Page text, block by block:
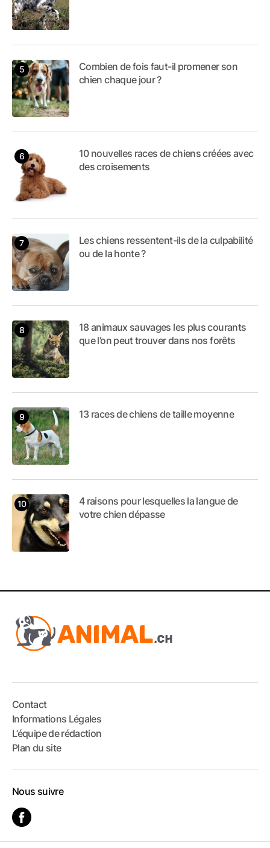
Combien de fois faut-il promener son
chien chaque jour ?
10 nouvelles races de chiens créées avec
des croisements
Les chiens ressentent-ils de la culpabilité
ou de la honte ?
18 animaux sauvages les plus courants
que l’on peut trouver dans nos forêts
13 races de chiens de taille moyenne
4 raisons pour lesquelles la langue de
votre chien dépasse
Contact
Informations Légales
L’équipe de rédaction
Plan du site
Nous suivre